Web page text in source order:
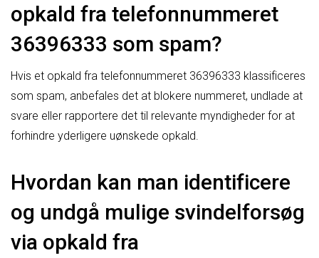
opkald fra telefonnummeret
36396333 som spam?
Hvis et opkald fra telefonnummeret 36396333 klassificeres
som spam, anbefales det at blokere nummeret, undlade at
svare eller rapportere det til relevante myndigheder for at
forhindre yderligere uønskede opkald.
Hvordan kan man identificere
og undgå mulige svindelforsøg
via opkald fra